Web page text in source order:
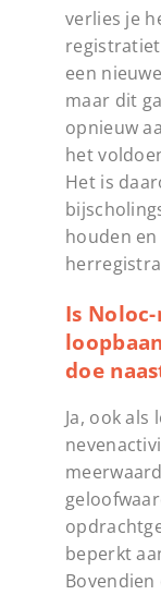
verlies je
een
maar dit
opnieuw
het
Het is
houden
Is
doe
Ja, ook als
beperkt